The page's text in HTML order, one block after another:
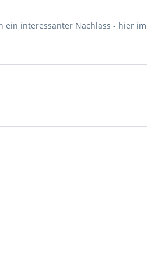
ein interessanter Nachlass - hier im